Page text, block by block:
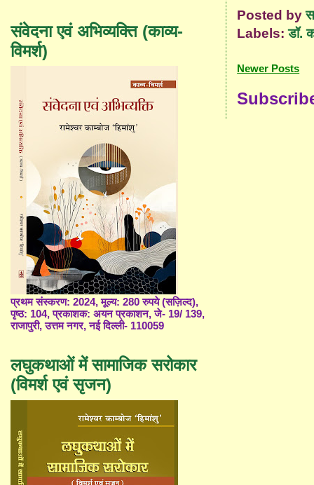
Posted by
Labels:डॉ.
Newer Posts
संवेदना एवं अभिव्यक्ति (काव्य-
विमर्श)
प्रथम संस्करण: 2024, मूल्य: 280 रुपये (सज़िल्द),
पृष्ठ: 104, प्रकाशक: अयन प्रकाशन, जे- 19/ 139,
राजापुरी, उत्तम नगर, नई दिल्ली- 110059
लघुकथाओं में सामाजिक सरोकार
(विमर्श एवं सृजन)